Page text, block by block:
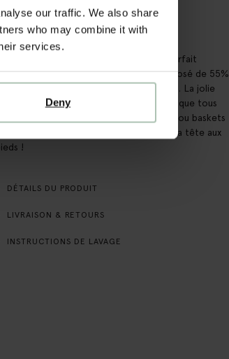
our traffic. We also share
who may combine it with
services.
Deny
DESCRIPTION
Ce sweat léger raglan de Sissy-Boy est parfait
fait plus frais. Le sweat est composé de 55%
de polyester recyclé et de 45% de coton. La jolie
couleur grise peut être assortie avec presque tous
les pantalons. Ajoutez une paire de boots ou baskets
branchées et votre look est complet de la tête aux
!
DÉTAILS DU PRODUIT
LIVRAISON & RETOURS
INSTRUCTIONS DE LAVAGE